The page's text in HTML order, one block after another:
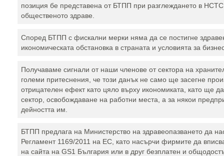
позиция бе представена от БТПП при разглеждането в НСТС
общественото здраве.
Според БТПП с фискални мерки няма да се постигне
икономическата обстановка в страната и условията за
Получаваме сигнали от наши членове от сектора на
големи притеснения, че този данък не само ще засегне
отрицателен ефект като цяло върху икономиката, като ще
сектор, освобождаване на работни места, а за някои
дейността им.
БТПП предлага на Министерство на здравеопазването да
Регламент 1169/2011 на ЕС, като насърчи фирмите да
на сайта на GS1 България или в друг безплатен и